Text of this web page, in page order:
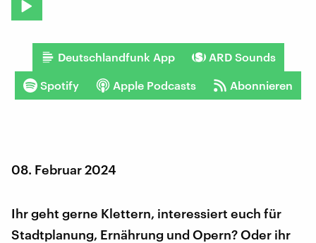
Deutschlandfunk App ARD Sounds
Spotify Apple Podcasts Abonnieren
08. Februar 2024
Ihr geht gerne Klettern, interessiert euch für
Stadtplanung, Ernährung und Opern? Oder ihr